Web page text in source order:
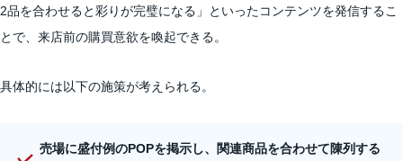
2品を合わせると彩りが完璧になる」といったコンテンツを発信するこ
とで、来店前の購買意欲を喚起できる。
具体的には以下の施策が考えられる。
売場に盛付例のPOPを掲示し、関連商品を合わせて陳列する